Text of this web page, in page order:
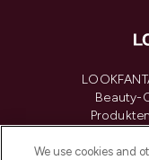
Beauty-
We use cookies and